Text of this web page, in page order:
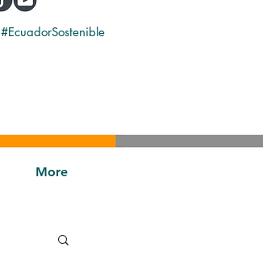
#EcuadorSostenible
More